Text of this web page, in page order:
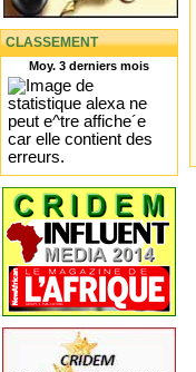
CLASSEMENT
Moy. 3 derniers mois